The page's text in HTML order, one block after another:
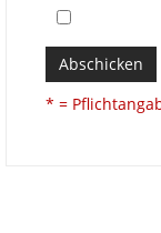
Abschicken
* =